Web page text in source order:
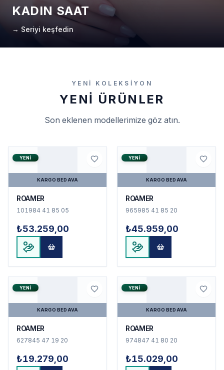
KADIN SAAT
→ Seriyi keşfedin
YENI KOLEKSIYON
YENI ÜRÜNLER
Son eklenen modellerimize göz atın.
YENI
KARGO BEDAVA
ROAMER
101984 41 85 05
₺53.259,00
YENI
KARGO BEDAVA
ROAMER
965985 41 85 20
₺45.959,00
YENI
KARGO BEDAVA
ROAMER
627845 47 19 20
₺19.279,00
YENI
KARGO BEDAVA
ROAMER
974847 41 80 20
₺15.029,00